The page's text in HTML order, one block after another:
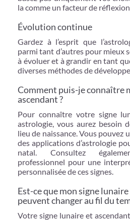
la comme un facteur de
Évolution continue
Gardez à l’esprit que
parmi tant d’autres pour mieux
à évoluer et à grandir en tant
diverses méthodes de
Comment puis-je connaître
ascendant ?
Pour connaître votre signe
astrologie, vous aurez besoin
lieu de naissance. Vous pouvez
des applications d’astrologie
natal. Consultez
professionnel pour une
personnalisée de ces signes.
Est-ce que mon signe
peuvent changer au fil du
Votre signe lunaire et